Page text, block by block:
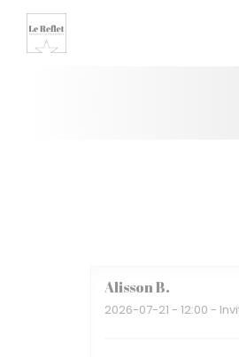
Personalización de sus opciones
AlissonB
2026-07-21 - 12:00 -